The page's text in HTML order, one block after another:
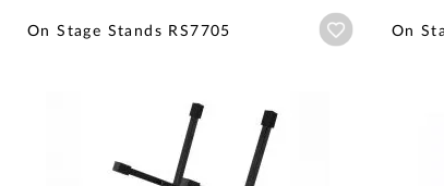
On Stage Stands RS7705 Añadir a
On